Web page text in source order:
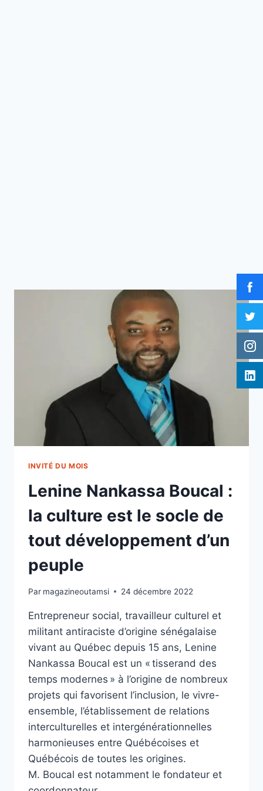
INVITÉ DU MOIS
Lenine Nankassa Boucal :
la culture est le socle de
tout développement d’un
peuple
Par magazineoutamsi 24 décembre 2022
Entrepreneur social, travailleur culturel et
militant antiraciste d’origine sénégalaise
vivant au Québec depuis 15 ans, Lenine
Nankassa Boucal est un « tisserand des
temps modernes » à l’origine de nombreux
projets qui favorisent l’inclusion, le vivre-
ensemble, l’établissement de relations
interculturelles et intergénérationnelles
harmonieuses entre Québécoises et
Québécois de toutes les origines.
M. Boucal est notamment le fondateur et